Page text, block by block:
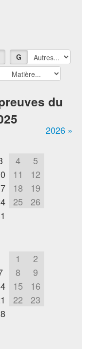
G
du
2026 »
4
5
11
12
18
19
25
26
1
2
8
9
15
16
22
23